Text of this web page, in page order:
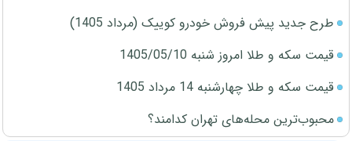
طرح جدید پیش فروش خودرو کوییک (مرداد 1405)
قیمت سکه و طلا امروز شنبه 1405/05/10
قیمت سکه و طلا چهارشنبه 14 مرداد 1405
محبوب‌ترین محله‌های تهران کدامند؟